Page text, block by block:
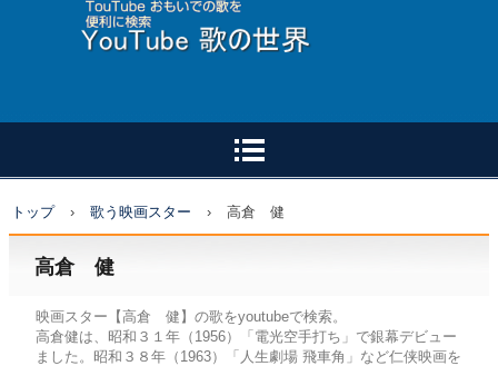
トップ › 歌う映画スター › 高倉 健
高倉 健
映画スター【高倉 健】の歌をyoutubeで検索。
高倉健は、昭和３１年（1956）「電光空手打ち」で銀幕デビュー
ました。昭和３８年（1963）「人生劇場 飛車角」など仁侠映画を